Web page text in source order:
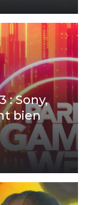
: Sony,
bien